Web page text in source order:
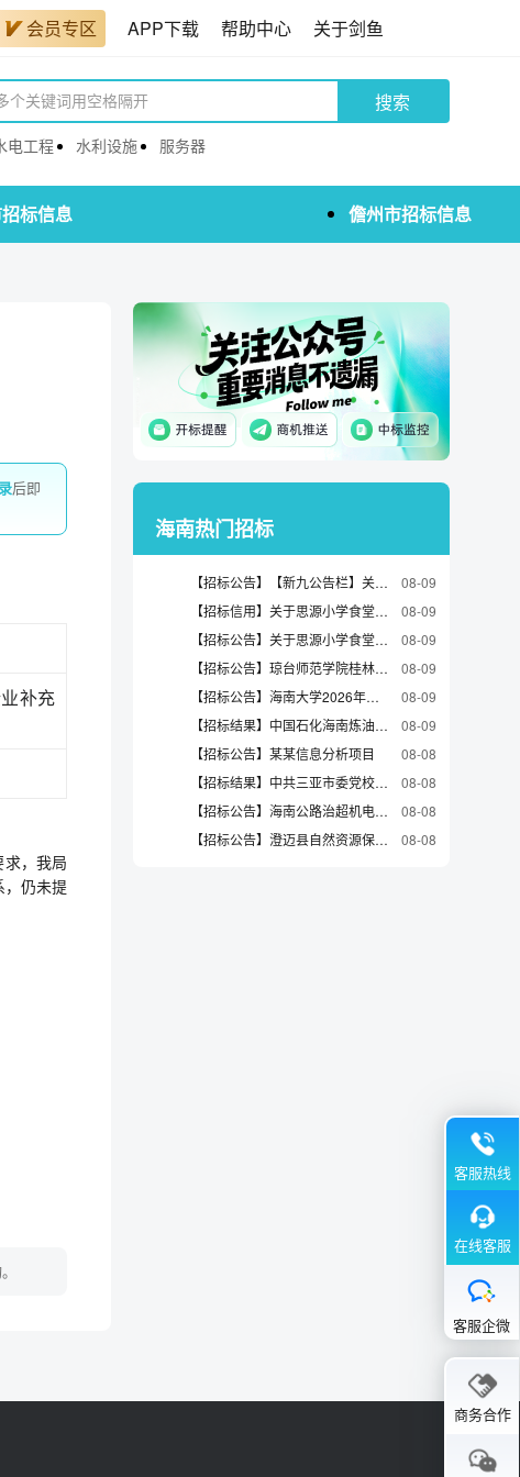
会员专区 APP下载 帮助中心 关于剑鱼
搜索
电工程 水利设施 服务器
标信息 儋州市招标信息
后即
补充
，我局
，仍未提
海南热门招标
【招标公告】【新九公告栏】关于《海口市滨海第九小学新埠学校操场改造项目》的遴选公告
08-09
【招标信用】关于思源小学食堂维修项目实施方案及概算编制单位和实施方案及概算编制评审单位的公告
08-09
【招标公告】关于思源小学食堂维修项目施工图设计单位和预算编制（含工程量清单及招标控制价编制）单位的公告
08-09
【招标公告】琼台师范学院桂林洋校区新食堂一楼自营技术合作档口遴选公告（第四轮）
08-09
【招标公告】海南大学2026年自营食堂保洁服务项目
08-09
【招标结果】中国石化海南炼油化工有限公司海南炼化-2026大检修-膨胀螺栓等询比采购预成交公示
08-09
【招标公告】某某信息分析项目
08-08
【招标结果】中共三亚市委党校关于遴选布草及其他用品洗涤服务单位的公告
08-08
【招标公告】海南公路治超机电工程治超联网管理信息系统第三方软件测试项目比选采购公告
08-08
【招标公告】澄迈县自然资源保护动态监测服务竞争性磋商公告
08-08
客服热线
在线客服
客服企微
商务合作